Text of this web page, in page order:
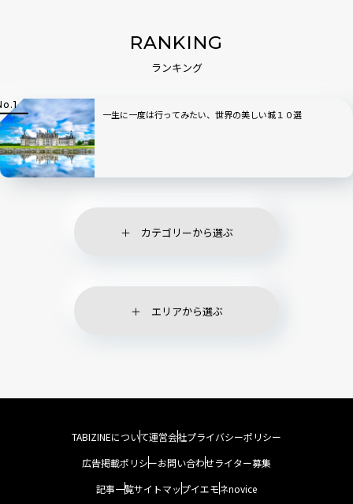
RANKING
ランキング
一生に一度は行ってみたい、世界の美しい城１０選
カテゴリーから選ぶ
エリアから選ぶ
TABIZINEについて運営会社プライバシーポリシー
広告掲載ポリシーお問い合わせライター募集
記事一覧サイトマップイエモネnovice